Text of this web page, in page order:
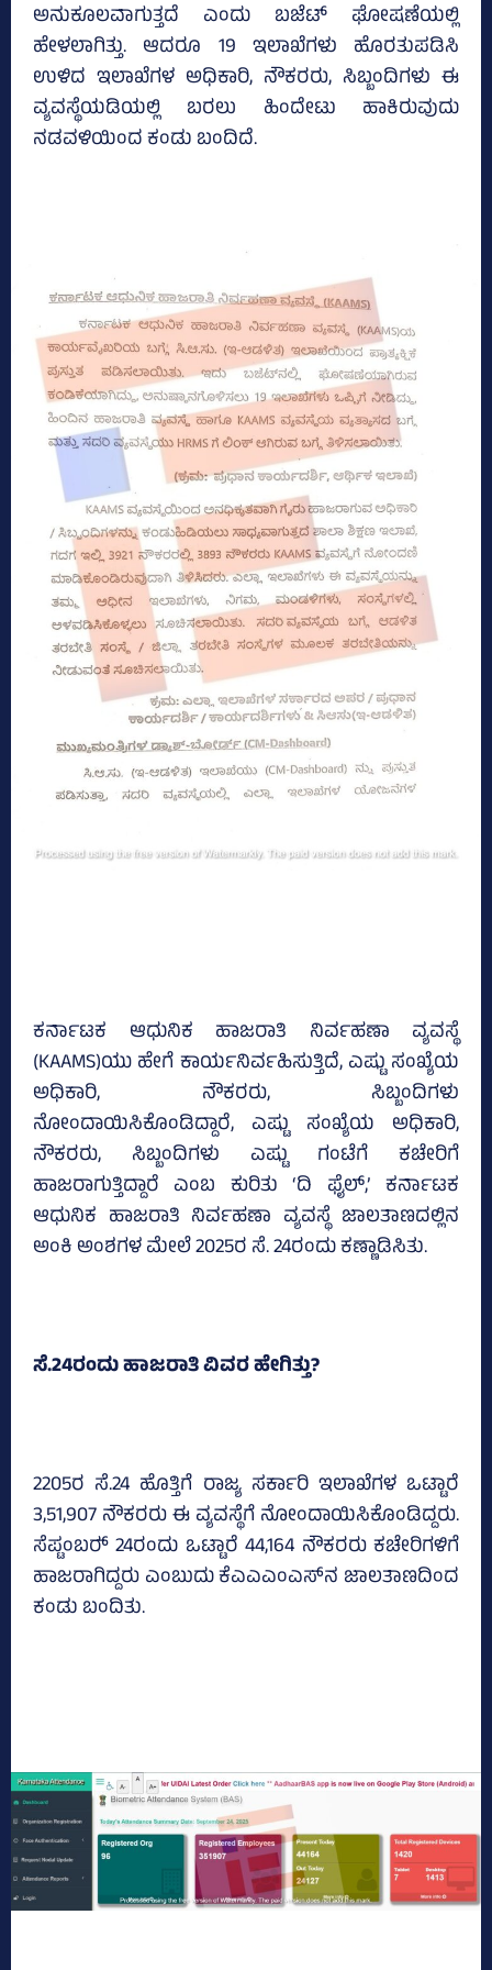
ಅನುಕೂಲವಾಗುತ್ತದೆ ಎಂದು ಬಜೆಟ್‌ ಘೋಷಣೆಯಲ್ಲಿ
ಹೇಳಲಾಗಿತ್ತು. ಆದರೂ 19 ಇಲಾಖೆಗಳು ಹೊರತುಪಡಿಸಿ
ಉಳಿದ ಇಲಾಖೆಗಳ ಅಧಿಕಾರಿ, ನೌಕರರು, ಸಿಬ್ಬಂದಿಗಳು ಈ
ವ್ಯವಸ್ಥೆಯಡಿಯಲ್ಲಿ ಬರಲು ಹಿಂದೇಟು ಹಾಕಿರುವುದು
ನಡವಳಿಯಿಂದ ಕಂಡು ಬಂದಿದೆ.
ಕರ್ನಾಟಕ ಆಧುನಿಕ ಹಾಜರಾತಿ ನಿರ್ವಹಣಾ ವ್ಯವಸ್ಥೆ
(KAAMS)ಯು ಹೇಗೆ ಕಾರ್ಯನಿರ್ವಹಿಸುತ್ತಿದೆ, ಎಷ್ಟು ಸಂಖ್ಯೆಯ
ಅಧಿಕಾರಿ, ನೌಕರರು, ಸಿಬ್ಬಂದಿಗಳು
ನೋಂದಾಯಿಸಿಕೊಂಡಿದ್ದಾರೆ, ಎಷ್ಟು ಸಂಖ್ಯೆಯ ಅಧಿಕಾರಿ,
ನೌಕರರು, ಸಿಬ್ಬಂದಿಗಳು ಎಷ್ಟು ಗಂಟೆಗೆ ಕಚೇರಿಗೆ
ಹಾಜರಾಗುತ್ತಿದ್ದಾರೆ ಎಂಬ ಕುರಿತು ‘ದಿ ಫೈಲ್‌,’ ಕರ್ನಾಟಕ
ಆಧುನಿಕ ಹಾಜರಾತಿ ನಿರ್ವಹಣಾ ವ್ಯವಸ್ಥೆ ಜಾಲತಾಣದಲ್ಲಿನ
ಅಂಕಿ ಅಂಶಗಳ ಮೇಲೆ 2025ರ ಸೆ. 24ರಂದು ಕಣ್ಣಾಡಿಸಿತು.
ಸೆ.24ರಂದು ಹಾಜರಾತಿ ವಿವರ ಹೇಗಿತ್ತು?
2205ರ ಸೆ.24 ಹೊತ್ತಿಗೆ ರಾಜ್ಯ ಸರ್ಕಾರಿ ಇಲಾಖೆಗಳ ಒಟ್ಟಾರೆ
3,51,907 ನೌಕರರು ಈ ವ್ಯವಸ್ಥೆಗೆ ನೋಂದಾಯಿಸಿಕೊಂಡಿದ್ದರು.
ಸೆಪ್ಟಂಬರ್‍‌ 24ರಂದು ಒಟ್ಟಾರೆ 44,164 ನೌಕರರು ಕಚೇರಿಗಳಿಗೆ
ಹಾಜರಾಗಿದ್ದರು ಎಂಬುದು ಕೆಎಎಎಂಎಸ್‌ನ ಜಾಲತಾಣದಿಂದ
ಕಂಡು ಬಂದಿತು.